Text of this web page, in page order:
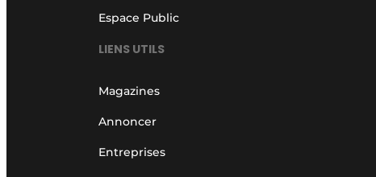
Espace Public
LIENS UTILS
Magazines
Annoncer
Entreprises